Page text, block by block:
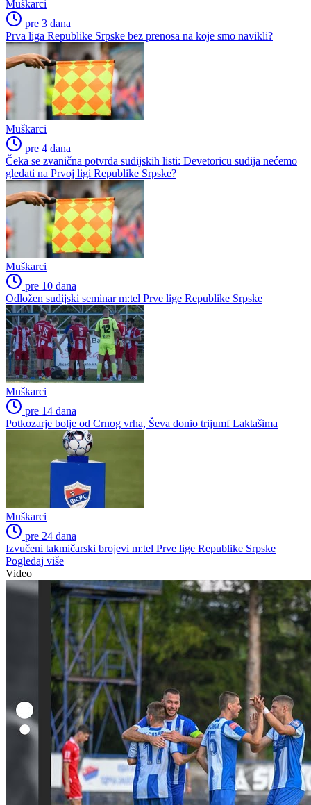
Muškarci
pre 3 dana
Prva liga Republike Srpske bez prenosa na koje smo navikli?
Muškarci
pre 4 dana
Čeka se zvanična potvrda sudijskih listi: Devetoricu sudija nećemo
gledati na Prvoj ligi Republike Srpske?
Muškarci
pre 10 dana
Odložen sudijski seminar m:tel Prve lige Republike Srpske
Muškarci
pre 14 dana
Potkozarje bolje od Crnog vrha, Ševa donio trijumf Laktašima
Muškarci
pre 24 dana
Izvučeni takmičarski brojevi m:tel Prve lige Republike Srpske
Pogledaj više
Video